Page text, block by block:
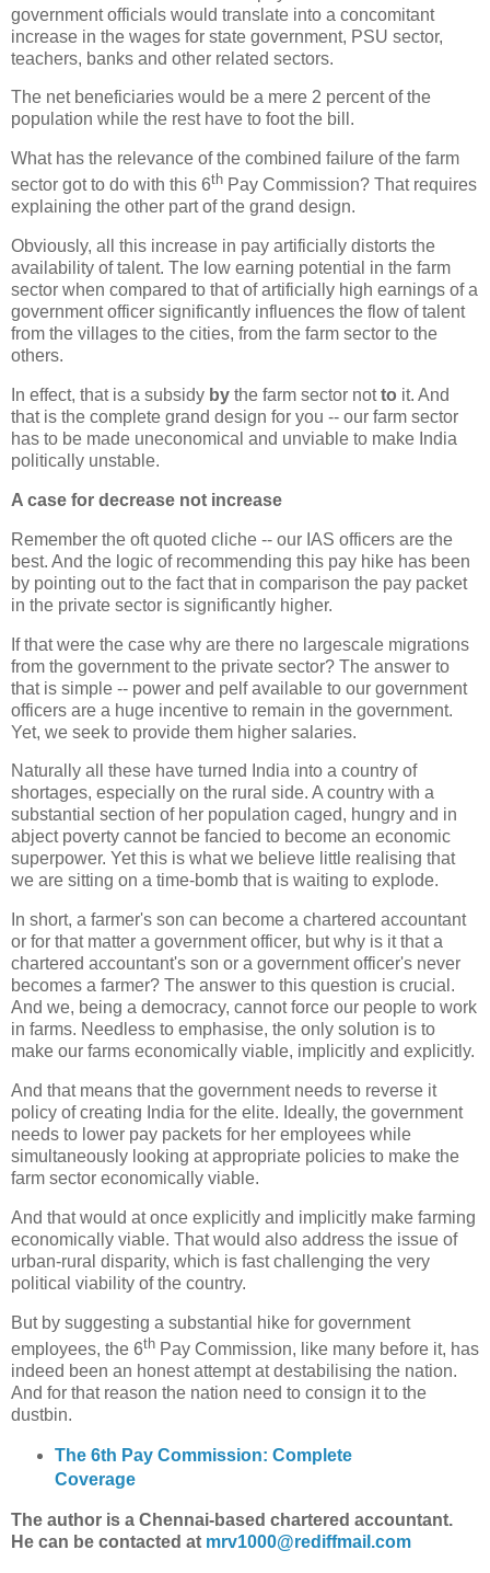
government officials would translate into a concomitant
increase in the wages for state government, PSU sector,
teachers, banks and other related sectors.
The net beneficiaries would be a mere 2 percent of the
population while the rest have to foot the bill.
What has the relevance of the combined failure of the farm
sector got to do with this 6th Pay Commission? That requires
explaining the other part of the grand design.
Obviously, all this increase in pay artificially distorts the
availability of talent. The low earning potential in the farm
sector when compared to that of artificially high earnings of a
government officer significantly influences the flow of talent
from the villages to the cities, from the farm sector to the
others.
In effect, that is a subsidy by the farm sector notto it. And
that is the complete grand design for you -- our farm sector
has to be made uneconomical and unviable to make India
politically unstable.
A case for decrease not increase
Remember the oft quoted cliche -- our IAS officers are the
best. And the logic of recommending this pay hike has been
by pointing out to the fact that in comparison the pay packet
in the private sector is significantly higher.
If that were the case why are there no largescale migrations
from the government to the private sector? The answer to
that is simple -- power and pelf available to our government
officers are a huge incentive to remain in the government.
Yet, we seek to provide them higher salaries.
Naturally all these have turned India into a country of
shortages, especially on the rural side. A country with a
substantial section of her population caged, hungry and in
abject poverty cannot be fancied to become an economic
superpower. Yet this is what we believe little realising that
we are sitting on a time-bomb that is waiting to explode.
In short, a farmer's son can become a chartered accountant
or for that matter a government officer, but why is it that a
chartered accountant's son or a government officer's never
becomes a farmer? The answer to this question is crucial.
And we, being a democracy, cannot force our people to work
in farms. Needless to emphasise, the only solution is to
make our farms economically viable, implicitly and explicitly.
And that means that the government needs to reverse it
policy of creating India for the elite. Ideally, the government
needs to lower pay packets for her employees while
simultaneously looking at appropriate policies to make the
farm sector economically viable.
And that would at once explicitly and implicitly make farming
economically viable. That would also address the issue of
urban-rural disparity, which is fast challenging the very
political viability of the country.
But by suggesting a substantial hike for government
employees, the 6th Pay Commission, like many before it, has
indeed been an honest attempt at destabilising the nation.
And for that reason the nation need to consign it to the
dustbin.
The 6th Pay Commission: Complete
Coverage
The author is a Chennai-based chartered accountant.
He can be contacted at mrv1000@rediffmail.com